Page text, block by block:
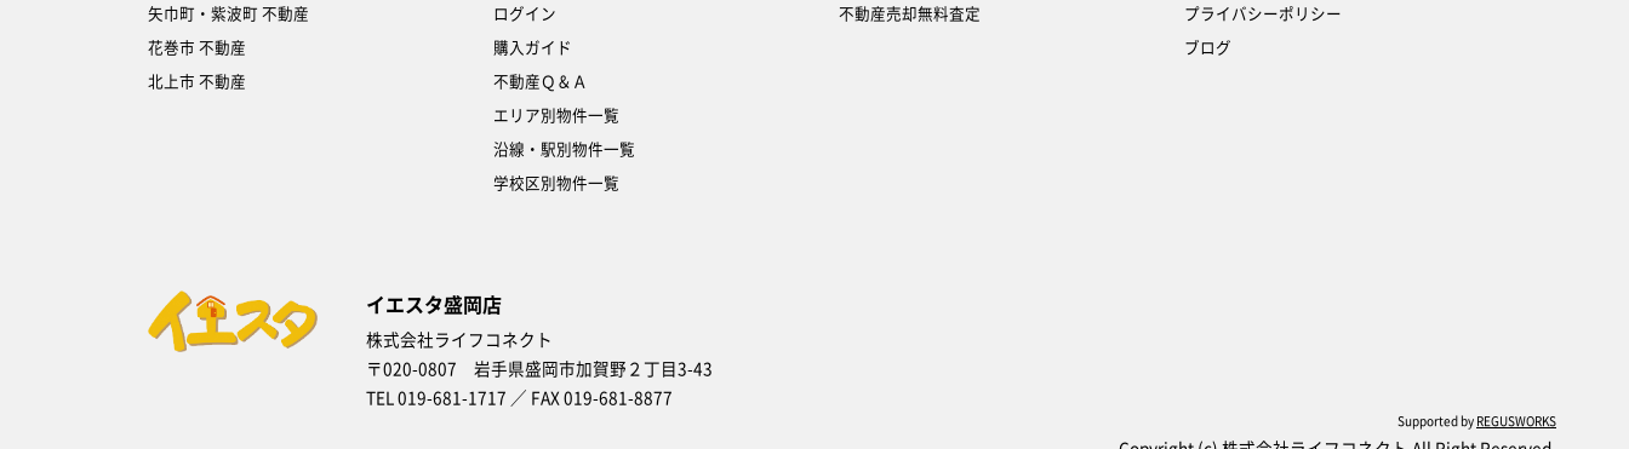
矢巾町・紫波町 不動産
花巻市 不動産
北上市 不動産
ログイン
購入ガイド
不動産Ｑ＆Ａ
エリア別物件一覧
沿線・駅別物件一覧
学校区別物件一覧
不動産売却無料査定
プライバシーポリシー
ブログ
イエスタ盛岡店
株式会社ライフコネクト
〒020-0807 岩手県盛岡市加賀野２丁目3-43
TEL 019-681-1717 ／ FAX 019-681-8877
Supported by REGUSWORKS